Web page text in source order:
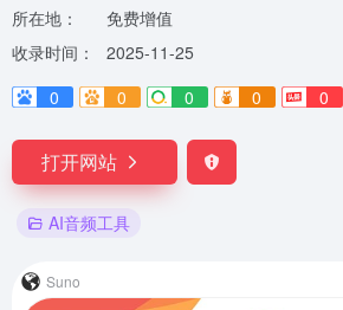
所在地：
免费增值
收录时间：
2025-11-25
0
0 0 0 0
打开网站
AI音频工具
Suno